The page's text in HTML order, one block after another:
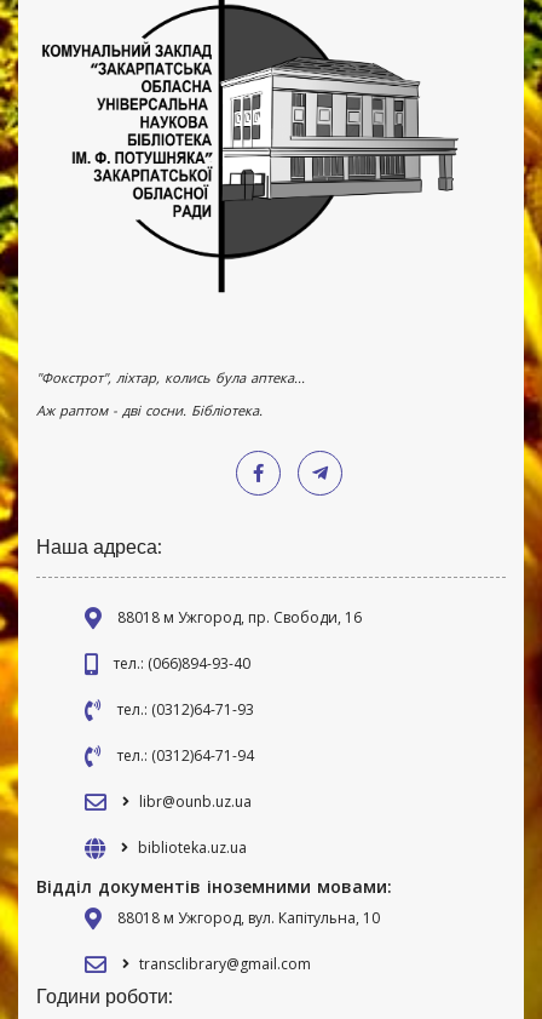
"Фокстрот", ліхтар, колись була аптека...
Аж раптом - дві сосни. Бібліотека.
Наша адреса:
88018 м Ужгород, пр. Свободи, 16
тел.: (066)894-93-40
тел.: (0312)64-71-93
тел.: (0312)64-71-94
libr@ounb.uz.ua
biblioteka.uz.ua
Відділ документів іноземними мовами:
88018 м Ужгород, вул. Капітульна, 10
transclibrary@gmail.com
Години роботи: